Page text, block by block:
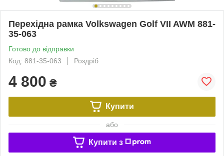
Перехідна рамка Volkswagen Golf VII AWM 881-
35-063
Готово до відправки
Код: 881-35-063
Роздріб
4 800 ₴
Купити
або
Купити з